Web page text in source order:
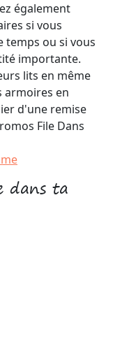
également
si vous
temps ou si vous
importante.
lits en même
armoires en
d'une remise
File Dans
dans ta